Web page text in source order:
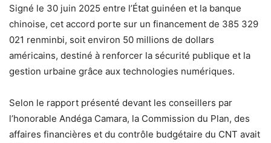
Signé le 30 juin 2025 entre l’État guinéen et la banque
chinoise, cet accord porte sur un financement de 385 329
021 renminbi, soit environ 50 millions de dollars
américains, destiné à renforcer la sécurité publique et la
gestion urbaine grâce aux technologies numériques.
Selon le rapport présenté devant les conseillers par
l’honorable Andéga Camara, la Commission du Plan, des
affaires financières et du contrôle budgétaire du CNT avait